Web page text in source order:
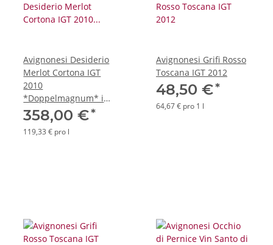
Avignonesi Desiderio
Merlot Cortona IGT
2010
*Doppelmagnum* im
OHK
358,00 €*
119,33 € pro l
Avignonesi Grifi Rosso
Toscana IGT 2012
48,50 €*
64,67 € pro 1 l